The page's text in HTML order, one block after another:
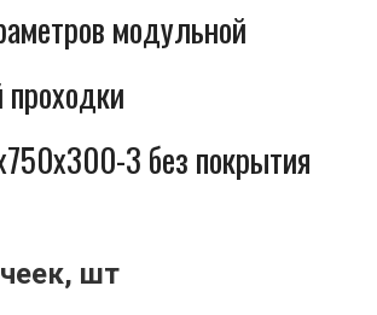
модульной
проходки
3 без покрытия
шт